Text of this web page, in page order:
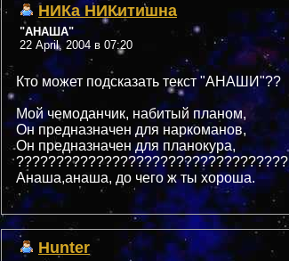
НИКа НИКитишна
"АНАША"
22 April, 2004 в 07:20
Кто может подсказать текст "АНАШИ"??
Мой чемоданчик, набитый планом,
Он предназначен для наркоманов,
Он предназначен для планокура,
??????????????????????????????????
Анаша,анаша, до чего ж ты хороша.
Hunter